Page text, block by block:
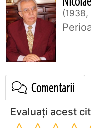
Comentarii
Evaluați acest